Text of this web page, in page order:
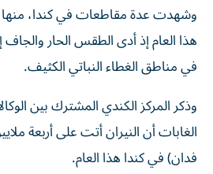
وشهدت عدة مقاطعات في كندا، منها
هذا العام إذ أدى الطقس الحار
في مناطق الغطاء النباتي الكثيف.
وذكر المركز الكندي المشترك بين
فدان) ⁠في كندا هذا العام.